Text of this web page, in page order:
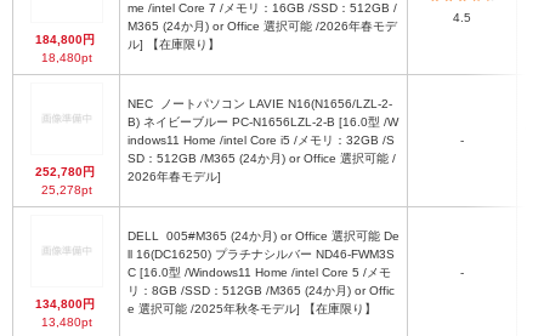
184,800円
18,480pt
me /intel Core 7 /メモリ：16GB /SSD：512GB /
M365 (24か月) or Office 選択可能 /2026年春モデ
ル] 【在庫限り】
4.5
252,780円
25,278pt
NEC
B) ネイビーブルー PC-N1656LZL-2-B [16.0型 /W
indows11 Home /intel Core i5 /メモリ：32GB /S
SD：512GB /M365 (24か月) or Office 選択可能 /
2026年春モデル]
-
134,800円
13,480pt
DELL
ll 16(DC16250) プラチナシルバー ND46-FWM3S
C [16.0型 /Windows11 Home /intel Core 5 /メモ
リ：8GB /SSD：512GB /M365 (24か月) or Offic
e 選択可能 /2025年秋冬モデル] 【在庫限り】
-